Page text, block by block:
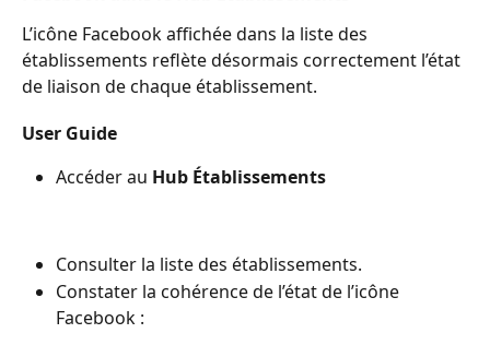
L’icône Facebook affichée dans la liste des
établissements reflète désormais correctement l’état
de liaison de chaque établissement.
User Guide
Accéder au Hub Établissements
Consulter la liste des établissements.
Constater la cohérence de l’état de l’icône
Facebook :